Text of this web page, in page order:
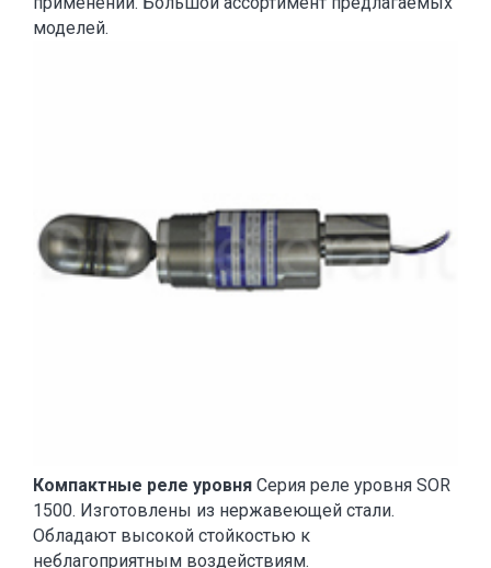
моделей.
Компактные реле уровня Серия реле уровня SOR
1500. Изготовлены из нержавеющей стали.
Обладают высокой стойкостью к
неблагоприятным воздействиям.